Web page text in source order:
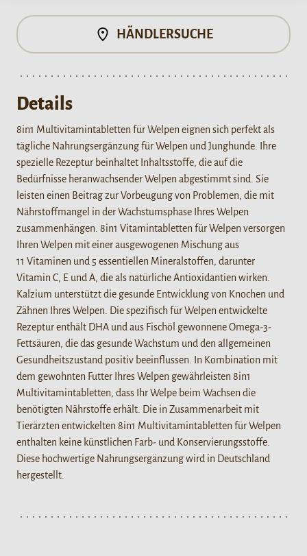
HÄNDLERSUCHE
Details
8in1 Multivitamintabletten für Welpen eignen sich perfekt als
tägliche Nahrungsergänzung für Welpen und Junghunde. Ihre
spezielle Rezeptur beinhaltet Inhaltsstoffe, die auf die
Bedürfnisse heranwachsender Welpen abgestimmt sind. Sie
leisten einen Beitrag zur Vorbeugung von Problemen, die mit
Nährstoffmangel in der Wachstumsphase Ihres Welpen
zusammenhängen. 8in1 Vitamintabletten für Welpen versorgen
Ihren Welpen mit einer ausgewogenen Mischung aus
11 Vitaminen und 5 essentiellen Mineralstoffen, darunter
Vitamin C, E und A, die als natürliche Antioxidantien wirken.
Kalzium unterstützt die gesunde Entwicklung von Knochen und
Zähnen Ihres Welpen. Die spezifisch für Welpen entwickelte
Rezeptur enthält DHA und aus Fischöl gewonnene Omega-3-
Fettsäuren, die das gesunde Wachstum und den allgemeinen
Gesundheitszustand positiv beeinflussen. In Kombination mit
dem gewohnten Futter Ihres Welpen gewährleisten 8in1
Multivitamintabletten, dass Ihr Welpe beim Wachsen die
benötigten Nährstoffe erhält. Die in Zusammenarbeit mit
Tierärzten entwickelten 8in1 Multivitamintabletten für Welpen
enthalten keine künstlichen Farb- und Konservierungsstoffe.
Diese hochwertige Nahrungsergänzung wird in Deutschland
hergestellt.